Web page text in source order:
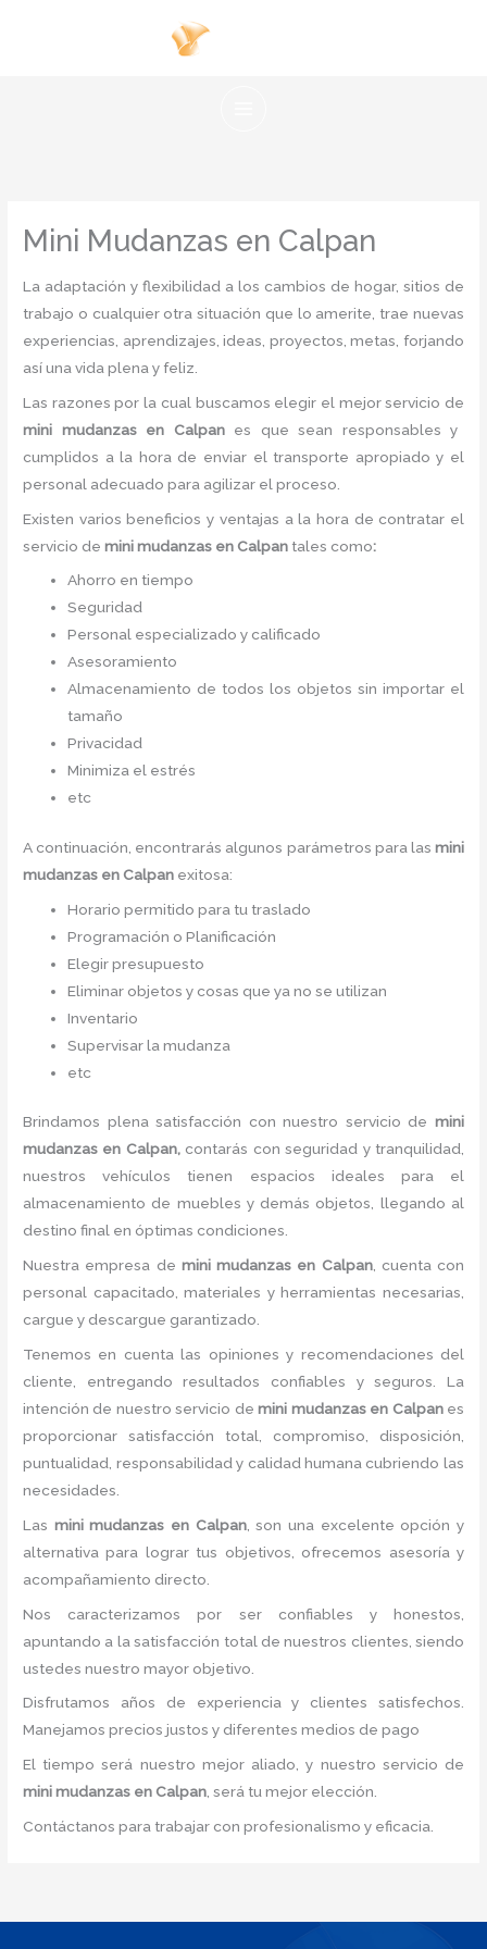
Mini Mudanzas en Calpan
La adaptación y flexibilidad a los cambios de hogar, sitios de
trabajo o cualquier otra situación que lo amerite, trae nuevas
experiencias, aprendizajes, ideas, proyectos, metas, forjando
así una vida plena y feliz.
Las razones por la cual buscamos elegir el mejor servicio de
mini mudanzas en Calpan es
que sean responsables y
cumplidos a la hora de enviar el transporte apropiado y el
personal adecuado para agilizar el proceso.
Existen varios beneficios y ventajas a la hora de contratar el
servicio de mini mudanzas en Calpan tales como:
Ahorro en tiempo
Seguridad
Personal especializado y calificado
Asesoramiento
Almacenamiento de todos los objetos sin importar el
tamaño
Privacidad
Minimiza el estrés
etc
A continuación, encontrarás algunos parámetros para las mini
mudanzas en Calpan exitosa:
Horario permitido para tu traslado
Programación o Planificación
Elegir presupuesto
Eliminar objetos y cosas que ya no se utilizan
Inventario
Supervisar la mudanza
etc
Brindamos plena satisfacción con nuestro servicio de mini
mudanzas en Calpan, contarás con seguridad y tranquilidad,
nuestros vehículos tienen espacios ideales para el
almacenamiento de muebles y demás objetos, llegando al
destino final en óptimas condiciones.
Nuestra empresa de mini mudanzas en Calpan, cuenta con
personal capacitado, materiales y herramientas necesarias,
cargue y descargue garantizado.
Tenemos en cuenta las opiniones y recomendaciones del
cliente, entregando resultados confiables y seguros. La
intención de nuestro servicio de mini mudanzas en Calpanes
proporcionar satisfacción total, compromiso, disposición,
puntualidad, responsabilidad y calidad humana cubriendo las
necesidades.
Las mini mudanzas en Calpan, son una excelente opción y
alternativa para lograr tus objetivos, ofrecemos asesoría y
acompañamiento directo.
Nos caracterizamos por ser confiables y honestos,
apuntando a la satisfacción total de nuestros clientes, siendo
ustedes nuestro mayor objetivo.
Disfrutamos años de experiencia y clientes satisfechos.
Manejamos precios justos y diferentes medios de pago
El tiempo será nuestro mejor aliado, y nuestro servicio de
mini mudanzas en Calpan, será tu mejor elección.
Contáctanos para trabajar con profesionalismo y eficacia.